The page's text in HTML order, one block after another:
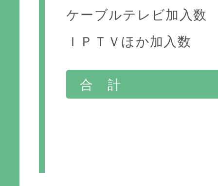
ケーブルテレビ加入数
ＩＰＴＶほか加入数
合 計